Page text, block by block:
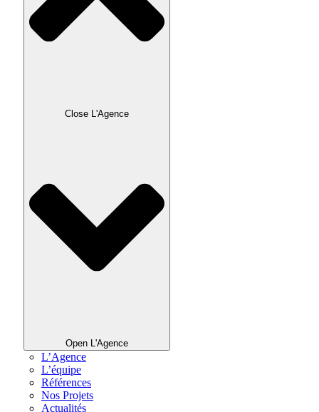
Close L'Agence
Open L'Agence
L’Agence
L’équipe
Références
Nos Projets
Actualités